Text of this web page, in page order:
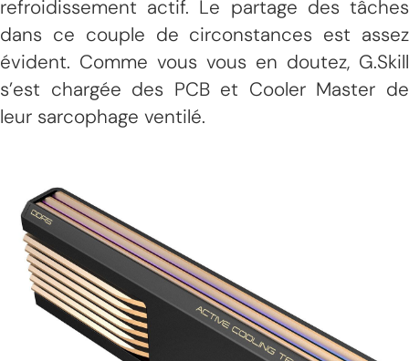
refroidissement actif. Le partage des tâches
dans ce couple de circonstances est assez
évident. Comme vous vous en doutez, G.Skill
s’est chargée des PCB et Cooler Master de
leur sarcophage ventilé.